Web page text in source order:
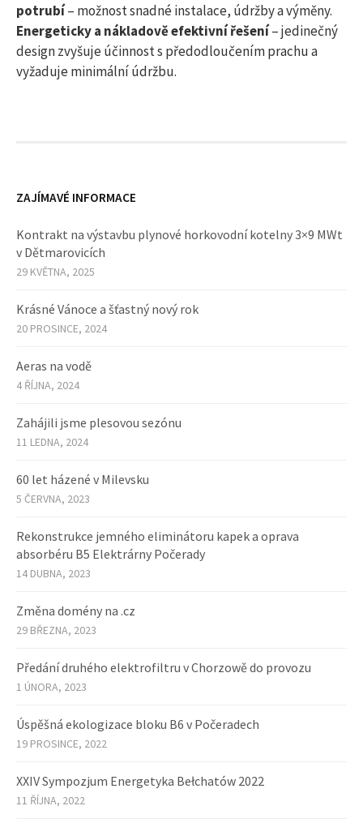
potrubí– možnost snadné instalace, údržby a výměny.
Energeticky a nákladově efektivní řešení– jedinečný
design zvyšuje účinnost s předodloučením prachu a
vyžaduje minimální údržbu.
ZAJÍMAVÉ INFORMACE
Kontrakt na výstavbu plynové horkovodní kotelny 3×9 MWt
v Dětmarovicích
29 KVĚTNA, 2025
Krásné Vánoce a šťastný nový rok
20 PROSINCE, 2024
Aeras na vodě
4 ŘÍJNA, 2024
Zahájili jsme plesovou sezónu
11 LEDNA, 2024
60 let házené v Milevsku
5 ČERVNA, 2023
Rekonstrukce jemného eliminátoru kapek a oprava
absorbéru B5 Elektrárny Počerady
14 DUBNA, 2023
Změna domény na .cz
29 BŘEZNA, 2023
Předání druhého elektrofiltru v Chorzowě do provozu
1 ÚNORA, 2023
Úspěšná ekologizace bloku B6 v Počeradech
19 PROSINCE, 2022
XXIV Sympozjum Energetyka Bełchatów 2022
11 ŘÍJNA, 2022